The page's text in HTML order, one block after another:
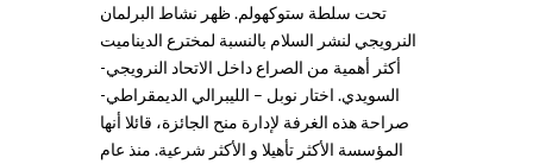
تحت سلطة ستوكهولم. ظهر نشاط البرلمان
النرويجي لنشر السلام بالنسبة لمخترع الديناميت
أكثر أهمية من الصراع داخل الاتحاد النرويجي-
السويدي. اختار نوبل – الليبرالي الديمقراطي-
صراحة هذه الغرفة لإدارة منح الجائزة، قائلا أنها
المؤسسة الأكثر تأهيلا و الأكثر شرعية. منذ عام